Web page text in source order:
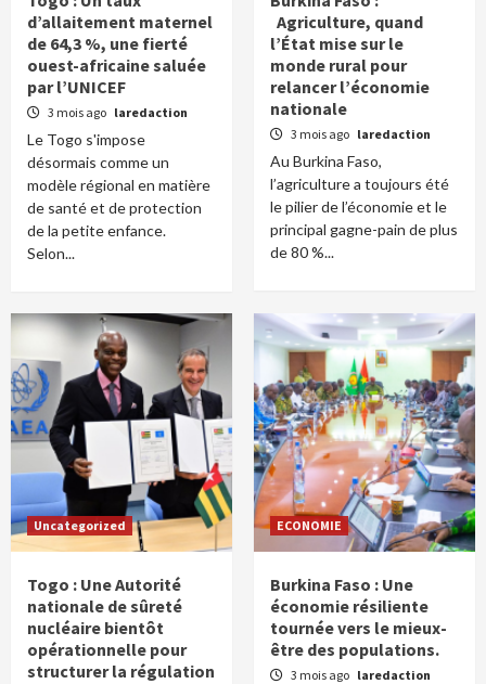
d’allaitement maternel
de 64,3 %, une fierté
ouest-africaine saluée
par l’UNICEF
3 mois ago laredaction
Le Togo s'impose
désormais comme un
modèle régional en matière
de santé et de protection
de la petite enfance.
Selon...
Agriculture, quand
l’État mise sur le
monde rural pour
relancer l’économie
nationale
3 mois ago laredaction
Au Burkina Faso,
l’agriculture a toujours été
le pilier de l’économie et le
principal gagne-pain de plus
de 80 %...
Uncategorized
Togo : Une Autorité
nationale de sûreté
nucléaire bientôt
opérationnelle pour
structurer la régulation
ECONOMIE
Burkina Faso : Une
économie résiliente
tournée vers le mieux-
être des populations.
3 mois ago laredaction